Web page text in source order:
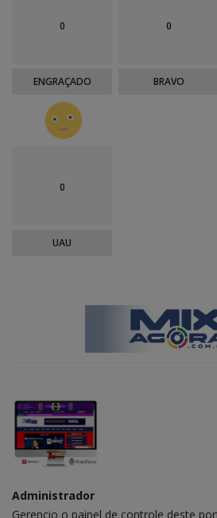
0
ENGRAÇADO
0
BRAVO
0
UAU
Administrador
Gerencio o painel de controle deste